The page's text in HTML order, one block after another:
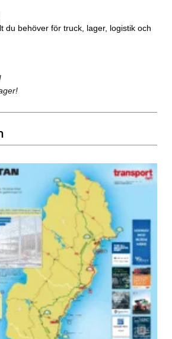
du behöver för truck, lager, logistik och